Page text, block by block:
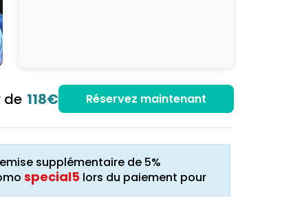
de 118€ Réservez maintenant
remise supplémentaire de 5%
special5 lors du paiement pour